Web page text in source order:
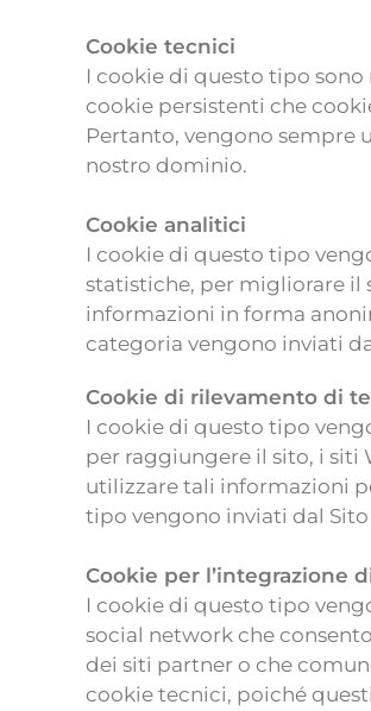
Cookie tecnici
I cookie di questo tipo
cookie persistenti che
Pertanto, vengono sempre
nostro dominio.
Cookie analitici
I cookie di questo tipo
statistiche, per migliorare il
informazioni in forma
categoria vengono inviati
Cookie di rilevamento di
I cookie di questo tipo
per raggiungere il sito, i
utilizzare tali informazioni
tipo vengono inviati dal
Cookie per l’integrazione
I cookie di questo tipo
social network che
dei siti partner o che
cookie tecnici, poiché